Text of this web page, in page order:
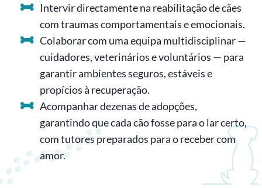
Intervir directamente na reabilitação de cães
com traumas comportamentais e emocionais.
Colaborar com uma equipa multidisciplinar —
cuidadores, veterinários e voluntários — para
garantir ambientes seguros, estáveis e
propícios à recuperação.
Acompanhar dezenas de adopções,
garantindo que cada cão fosse para o lar certo,
com tutores preparados para o receber com
amor.